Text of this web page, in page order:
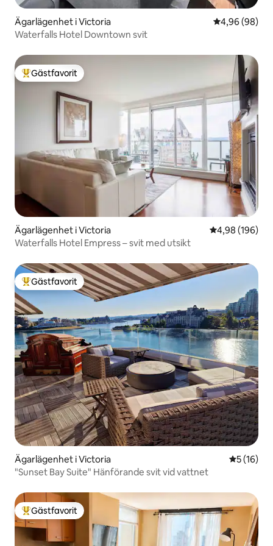
Ägarlägenhet i Victoria 4,96 av 5 i
4,96 (98)
Waterfalls Hotel Downtown svit
Populär gästfavorit
Gästfavorit
Ägarlägenhet i Victoria 4,98 av 5 i
4,98 (196)
Waterfalls Hotel Empress – svit med utsikt
Populär gästfavorit
Gästfavorit
Ägarlägenhet i Victoria 5 av 5 i
5 (16)
"Sunset Bay Suite" Hänförande svit vid vattnet
Populär gästfavorit
Gästfavorit